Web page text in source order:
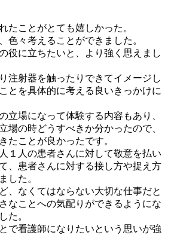
たことがとても嬉しかった。
色々考えることができました。
役に立ちたいと、より強く思えまし
注射器を触ったりできてイメージし
とを具体的に考える良いきっかけに
立場になって体験する内容もあり、
場の時どうすべきか分かったので、
たことが良かったです。
１人の患者さんに対して敬意を払い
、患者さんに対する接し方や捉え方
した。
、なくてはならない大切な仕事だと
なことへの気配りができるようにな
た。
で看護師になりたいという思いが強